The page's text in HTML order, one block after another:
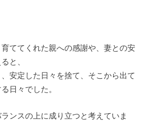
ててくれた親への感謝や、妻との安
と、
安定した日々を捨て、そこから出て
日々でした。
ンスの上に成り立つと考えていま